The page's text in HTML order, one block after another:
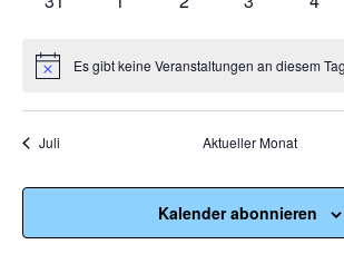
HinweisEs gibt keine Veranstaltungen an diesem
Juli Aktueller Monat
Kalender abonnieren